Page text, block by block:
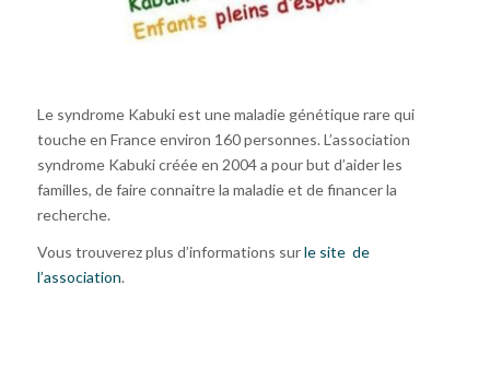
Le syndrome Kabuki est une maladie génétique rare qui
touche en France environ 160 personnes. L’association
syndrome Kabuki créée en 2004 a pour but d’aider les
familles, de faire connaitre la maladie et de financer la
recherche.
Vous trouverez plus d’informations surle site de
l’association.